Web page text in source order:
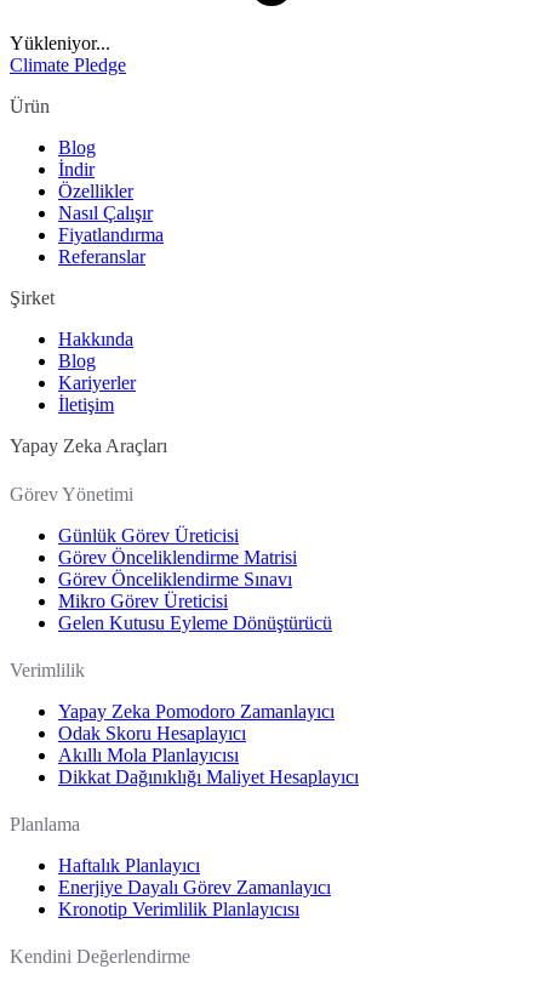
Yükleniyor...
Climate Pledge
Ürün
Blog
İndir
Özellikler
Nasıl Çalışır
Fiyatlandırma
Referanslar
Şirket
Hakkında
Blog
Kariyerler
İletişim
Yapay Zeka Araçları
Görev Yönetimi
Günlük Görev Üreticisi
Görev Önceliklendirme Matrisi
Görev Önceliklendirme Sınavı
Mikro Görev Üreticisi
Gelen Kutusu Eyleme Dönüştürücü
Verimlilik
Yapay Zeka Pomodoro Zamanlayıcı
Odak Skoru Hesaplayıcı
Akıllı Mola Planlayıcısı
Dikkat Dağınıklığı Maliyet Hesaplayıcı
Planlama
Haftalık Planlayıcı
Enerjiye Dayalı Görev Zamanlayıcı
Kronotip Verimlilik Planlayıcısı
Kendini Değerlendirme